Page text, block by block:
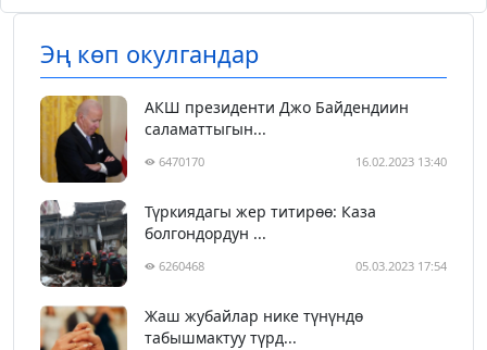
Эң көп окулгандар
АКШ президенти Джо Байдендиин
саламаттыгын...
6470170 16.02.2023 13:40
Түркиядагы жер титирөө: Каза
болгондордун ...
6260468 05.03.2023 17:54
Жаш жубайлар нике түнүндө
табышмактуу түрд...